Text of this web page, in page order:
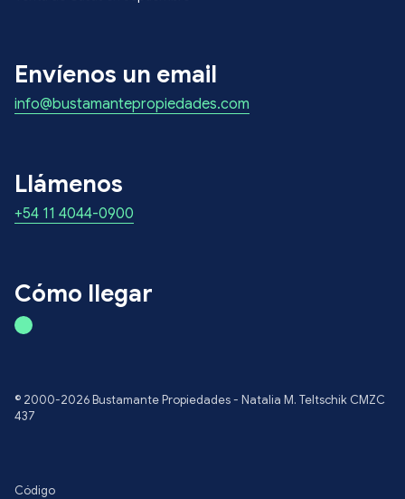
Envíenos un email
info@bustamantepropiedades.com
Llámenos
+54 11 4044-0900
Cómo llegar
© 2000-2026 Bustamante Propiedades - Natalia M. Teltschik CMZC
437
Código